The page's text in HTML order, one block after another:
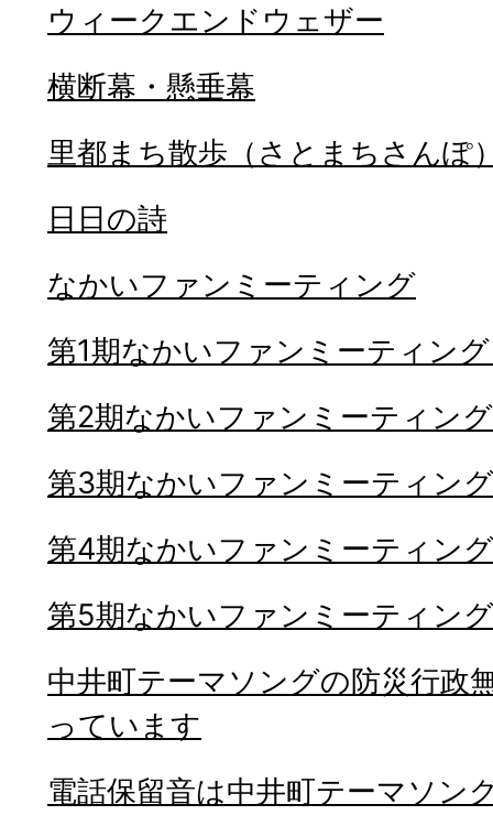
ウィークエンドウェザー
横断幕・懸垂幕
里都まち散歩（さとまちさんぽ
日日の詩
なかいファンミーティング
第1期なかいファンミーティン
第2期なかいファンミーティン
第3期なかいファンミーティン
第4期なかいファンミーティン
第5期なかいファンミーティン
中井町テーマソングの防災行政
っています
電話保留音は中井町テーマソン